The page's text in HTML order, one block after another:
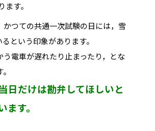
ます。
かつての共通一次試験の日には，雪
という印象があります。
う電車が遅れたり止まったり，とな
日だけは勘弁してほしいと
ます。